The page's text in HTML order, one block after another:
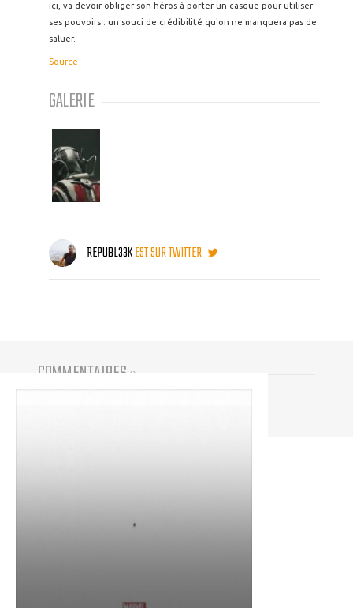
ici, va devoir obliger son héros à porter un casque pour utiliser
ses pouvoirs : un souci de crédibilité qu'on ne manquera pas de
saluer.
Source
GALERIE
REPUBL33KEST SUR TWITTER
COMMENTAIRES (0)